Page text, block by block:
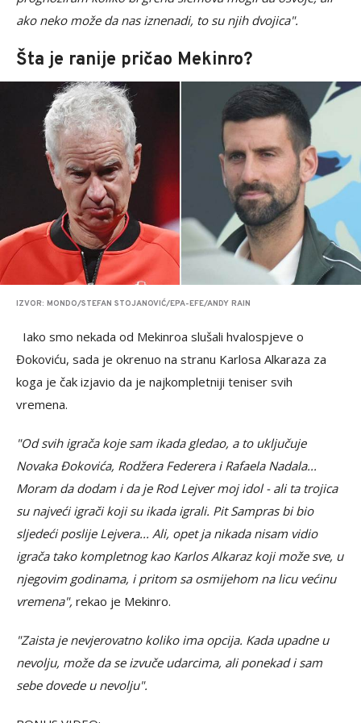
ako neko može da nas iznenadi, to su njih dvojica".
Šta je ranije pričao Mekinro?
IZVOR: MONDO/STEFAN STOJANOVIĆ/EPA-EFE/ANDY RAIN
Iako smo nekada od Mekinroa slušali hvalospjeve o
Đokoviću, sada je okrenuo na stranu Karlosa Alkaraza za
koga je čak izjavio da je najkompletniji teniser svih
vremena.
"Od svih igrača koje sam ikada gledao, a to uključuje
Novaka Đokovića, Rodžera Federera i Rafaela Nadala...
Moram da dodam i da je Rod Lejver moj idol - ali ta trojica
su najveći igrači koji su ikada igrali. Pit Sampras bi bio
sljedeći poslije Lejvera... Ali, opet ja nikada nisam vidio
igrača tako kompletnog kao Karlos Alkaraz koji može sve, u
njegovim godinama, i pritom sa osmijehom na licu većinu
vremena", rekao je Mekinro.
"Zaista je nevjerovatno koliko ima opcija. Kada upadne u
nevolju, može da se izvuče udarcima, ali ponekad i sam
sebe dovede u nevolju".